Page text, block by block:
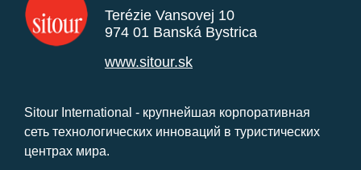
Terézie Vansovej 10
974 01 Banská Bystrica
www.sitour.sk
Sitour International - крупнейшая корпоративная
сеть технологических инноваций в туристических
центрах мира.